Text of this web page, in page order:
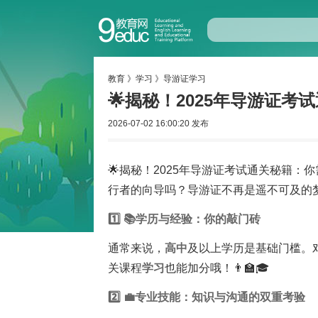
教育 》 学习 》 导游证学习
🌟揭秘！2025年导游证考
2026-07-02 16:00:20 发布
🌟揭秘！2025年导游证考试通关秘籍：
行者的向导吗？导游证不再是遥不可及
1️⃣ 📚学历与经验：你的敲门砖
通常来说， 高中及以上学历是基础门槛
关课程学习也能加分哦！👨‍🏫🎓
2️⃣ 💼专业技能： 知识与沟通的双重考验